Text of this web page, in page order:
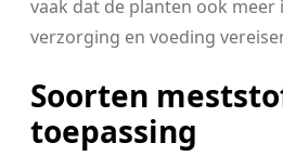
vaak dat de planten ook meer
verzorging en voeding
Soorten
toepassing